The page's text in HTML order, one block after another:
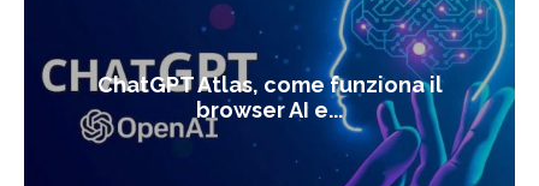
ChatGPT Atlas, come funziona il
browser AI e...